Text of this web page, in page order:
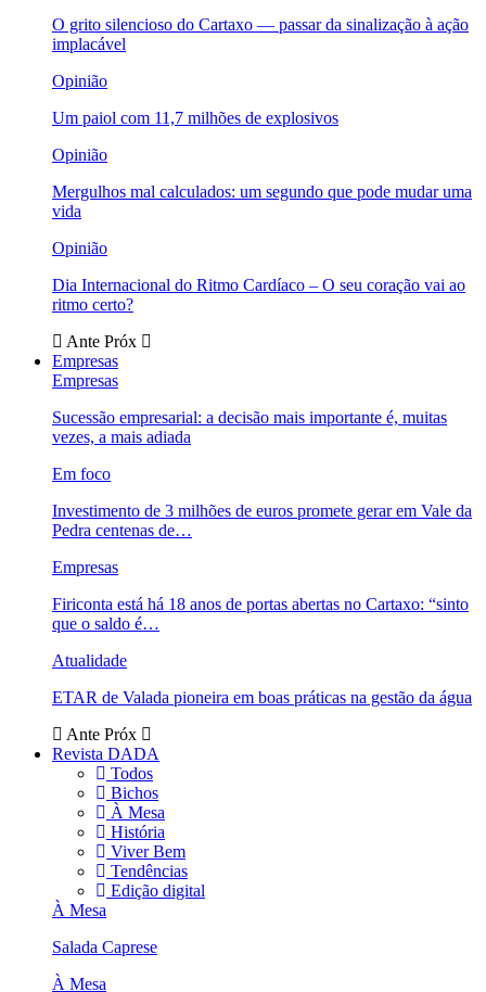
O grito silencioso do Cartaxo — passar da sinalização à ação
implacável
Opinião
Um paiol com 11,7 milhões de explosivos
Opinião
Mergulhos mal calculados: um segundo que pode mudar uma
vida
Opinião
Dia Internacional do Ritmo Cardíaco – O seu coração vai ao
ritmo certo?
Ante Próx
Empresas
Empresas
Sucessão empresarial: a decisão mais importante é, muitas
vezes, a mais adiada
Em foco
Investimento de 3 milhões de euros promete gerar em Vale da
Pedra centenas de…
Empresas
Firiconta está há 18 anos de portas abertas no Cartaxo: “sinto
que o saldo é…
Atualidade
ETAR de Valada pioneira em boas práticas na gestão da água
Ante Próx
Revista DADA
Todos
Bichos
À Mesa
História
Viver Bem
Tendências
Edição digital
À Mesa
Salada Caprese
À Mesa